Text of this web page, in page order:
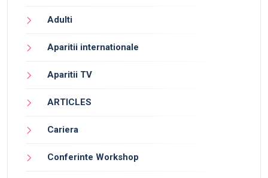
Adulti
Aparitii internationale
Aparitii TV
ARTICLES
Cariera
Conferinte Workshop